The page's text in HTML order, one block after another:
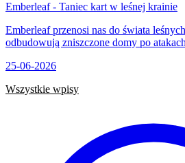
Emberleaf - Taniec kart w leśnej krainie
Emberleaf przenosi nas do świata
odbudowują zniszczone domy po
25-06-2026
Wszystkie wpisy